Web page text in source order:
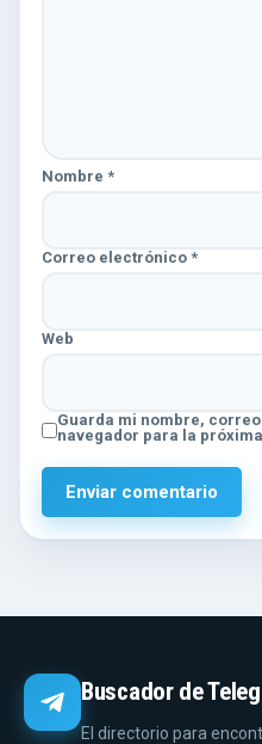
Nombre *
Correo electrónico *
Web
Guarda mi nombre,
navegador para la
Buscador de
El directorio para